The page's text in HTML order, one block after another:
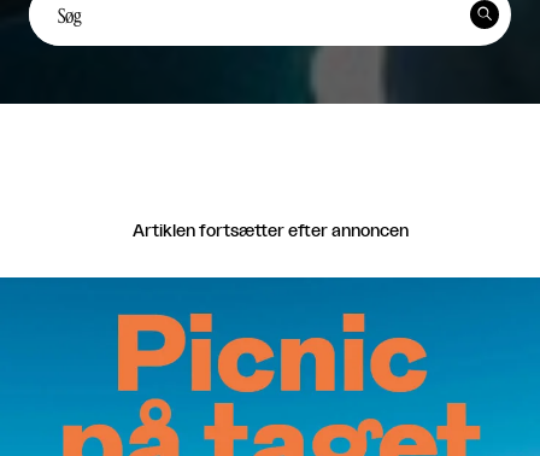

Unge Kunstnerstemmer
Artiklen fortsætter efter annoncen